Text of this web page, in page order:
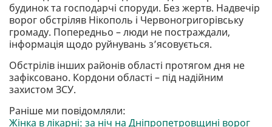
будинок та господарчі споруди. Без жертв. Надвечір
ворог обстріляв Нікополь і Червоногригорівську
громаду. Попередньо – люди не постраждали,
інформація щодо руйнувань з’ясовується.
Обстрілів інших районів області протягом дня не
зафіксовано. Кордони області – під надійним
захистом ЗСУ.
Раніше ми повідомляли:
Жінка в лікарні: за ніч на Дніпропетровщині ворог